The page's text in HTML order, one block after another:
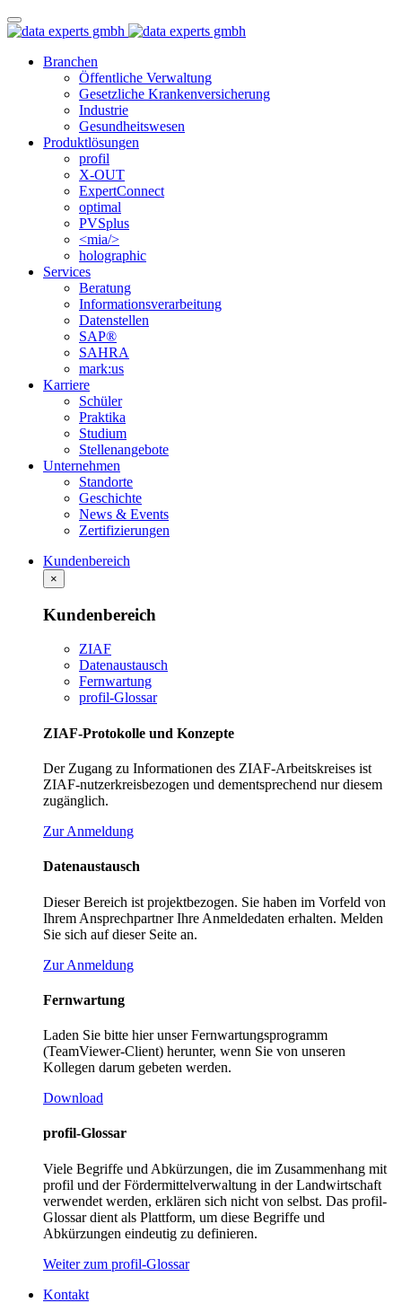
Branchen
Öffentliche Verwaltung
Gesetzliche Krankenversicherung
Industrie
Gesundheitswesen
Produktlösungen
profil
X-OUT
ExpertConnect
optimal
PVSplus
<mia/>
holographic
Services
Beratung
Informations­verarbeitung
Datenstellen
SAP®
SAHRA
mark:us
Karriere
Schüler
Praktika
Studium
Stellenangebote
Unternehmen
Standorte
Geschichte
News & Events
Zertifizierungen
Kundenbereich
×
Kundenbereich
ZIAF
Datenaustausch
Fernwartung
profil-Glossar
ZIAF-Protokolle und Konzepte
Der Zugang zu Informationen des ZIAF-Arbeitskreises ist
ZIAF-nutzerkreisbezogen und dementsprechend nur diesem
zugänglich.
Zur Anmeldung
Datenaustausch
Dieser Bereich ist projektbezogen. Sie haben im Vorfeld von
Ihrem Ansprechpartner Ihre Anmeldedaten erhalten. Melden
Sie sich auf dieser Seite an.
Zur Anmeldung
Fernwartung
Laden Sie bitte hier unser Fernwartungsprogramm
(TeamViewer-Client) herunter, wenn Sie von unseren
Kollegen darum gebeten werden.
Download
profil-Glossar
Viele Begriffe und Abkürzungen, die im Zusammenhang mit
profil und der Fördermittelverwaltung in der Landwirtschaft
verwendet werden, erklären sich nicht von selbst. Das profil-
Glossar dient als Plattform, um diese Begriffe und
Abkürzungen eindeutig zu definieren.
Weiter zum profil-Glossar
Kontakt